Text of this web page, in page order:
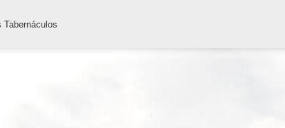
Tabernáculos